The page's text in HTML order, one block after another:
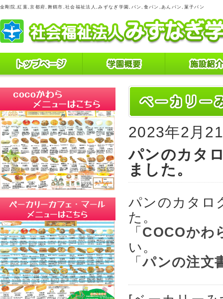
金剛院,紅葉,京都府,舞鶴市,社会福祉法人,みずなぎ学園,パン,食パン,あんパン,菓子パン
2023年2月
パンのカタ
ました。
パンのカタロ
た。
「 COCOか
い。
「パンの注文